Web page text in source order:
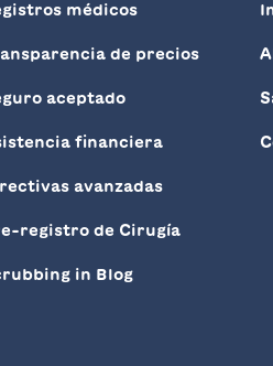
médicos
de precios
aceptado
financiera
avanzadas
registro de Cirugía
in Blog